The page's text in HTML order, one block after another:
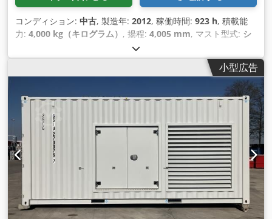
コンディション: 中古, 製造年: 2012, 稼働時間: 923 h, 積載能
力: 4,000 kg（キログラム） , 揚程: 4,005 mm, マスト型式: シ
2,700 mm
馬力), フォーク長:1,200 mm, 空車重量:6,095 kg（キログラ
, 建設幅: 1,415
, LPGフォークリフト 荷重重心：500 フォーク幅：125
mm フォーク厚：50 mm マストタイプ: 標準 技術状態: 非常に
良い フロントタイヤタイプ: エア フロントタイヤの状態： 60 -
80 リアタイヤ タイプ： 空気 リアタイヤの状態： 60 - 80 説明:
状態の良い中古車。メンテナンスとUVV検査更新済み。 保証期
間3ヶ月。 サイドシフト、フォークポジショナー、 Dedpfx
Amel Hbmpolswa 第3バルブ、第4バルブ、後部作業灯、前部
作業灯、暖房、フルキャブ、
小型広告